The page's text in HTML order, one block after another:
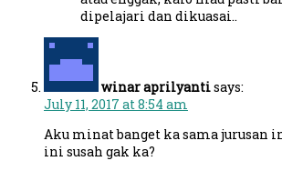
dipelajari dan dikuasai..
winar aprilyantisays:
July 11, 2017 at 8:54 am
Aku minat banget ka sama jurusan
ini susah gak ka?